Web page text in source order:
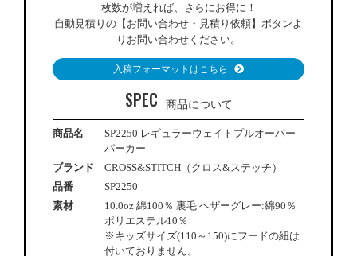
枚数が増えれば、さらにお得に！
自動見積りの【お問い合わせ・見積り依頼】ボタンよ
りお問い合わせください。
入稿フォーマットはこちら
SPEC 商品について
商品名
SP2250 レギュラーウェイトプルオーバー
パーカー
ブランド
CROSS&STITCH（クロス&ステッチ）
品番
SP2250
素材
10.0oz 綿100％ 裏毛 ヘザーグレー:綿90％
ポリエステル10％
※キッズサイズ(110～150)にフードの紐は
付いておりません。